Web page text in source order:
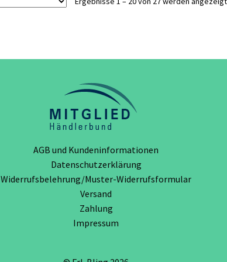
AGB und Kundeninformationen
Datenschutzerklärung
Widerrufsbelehrung/Muster-Widerrufsformular
Versand
Zahlung
Impressum